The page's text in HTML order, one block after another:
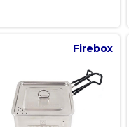
Firebox